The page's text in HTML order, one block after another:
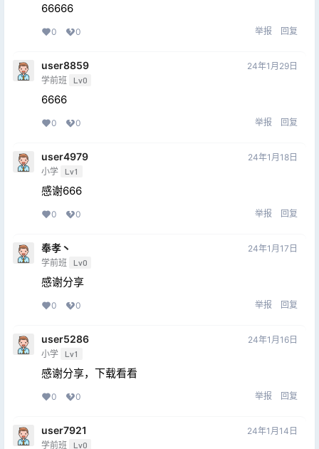
66666
0 0 举报 回复
user8859
学前班 Lv0
24年1月29日
6666
0 0 举报 回复
user4979
小学 Lv1
24年1月18日
感谢666
0 0 举报 回复
奉孝丶
学前班 Lv0
24年1月17日
感谢分享
0 0 举报 回复
user5286
小学 Lv1
24年1月16日
感谢分享，下载看看
0 0 举报 回复
user7921
学前班 Lv0
24年1月14日